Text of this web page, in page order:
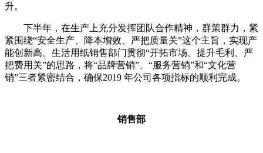
升。
下半年，在生产上充分发挥团队合作精神，群策群力，紧
紧围绕“安全生产、降本增效、严把质量关”这个主旨，实现产
能创新高。生活用纸销售部门贯彻“开拓市场、提升毛利、严
把费用关”的思路，将“品牌营销”、“服务营销”和“文化营
销”三者紧密结合，确保2019 年公司各项指标的顺利完成。
销售部